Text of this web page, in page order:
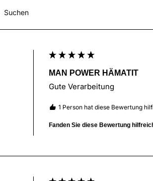
MAN POWER HÄMATIT
Gute Verarbeitung
1 Person hat diese Bewertung
Fanden Sie diese Bewertung